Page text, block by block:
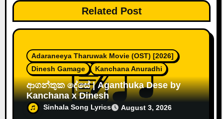
Related Post
Adaraneeya Tharuwak Movie (OST) [2026]
Dinesh Gamage
Kanchana Anuradhi
ආගන්තුක දේසේ | Aganthuka Dese by
Kanchana x Dinesh
Sinhala Song Lyrics August 3, 2026